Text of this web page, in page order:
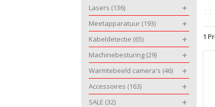
1
Lasers (136)
Meetapparatuur (193)
Kabeldetectie (65)
Machinebesturing (29)
Warmtebeeld camera's (46)
Accessoires (163)
SALE (32)